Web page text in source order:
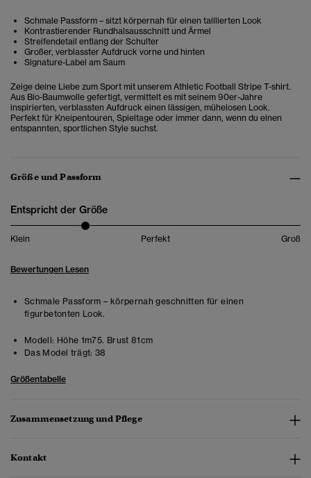
Schmale Passform – sitzt körpernah für einen taillierten Look
Kontrastierender Rundhalsausschnitt und Ärmel
Streifendetail entlang der Schulter
Großer, verblasster Aufdruck vorne und hinten
Signature-Label am Saum
Zeige deine Liebe zum Sport mit unserem Athletic Football Stripe T-shirt.
Aus Bio-Baumwolle gefertigt, vermittelt es mit seinem 90er-Jahre
inspirierten, verblassten Aufdruck einen lässigen, mühelosen Look.
Perfekt für Kneipentouren, Spieltage oder immer dann, wenn du einen
entspannten, sportlichen Style suchst.
Größe und Passform
Entspricht der Größe
Klein Perfekt Groß
Bewertungen Lesen
Schmale Passform – körpernah geschnitten für einen
figurbetonten Look.
Modell: Höhe 1m75. Brust 81cm
Das Model trägt: 38
Größentabelle
Zusammensetzung und Pflege
Kontakt